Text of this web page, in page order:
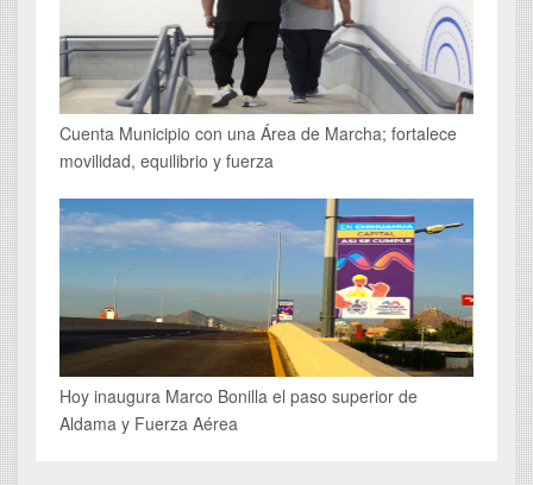
Cuenta Municipio con una Área de Marcha; fortalece
movilidad, equilibrio y fuerza
Hoy inaugura Marco Bonilla el paso superior de
Aldama y Fuerza Aérea